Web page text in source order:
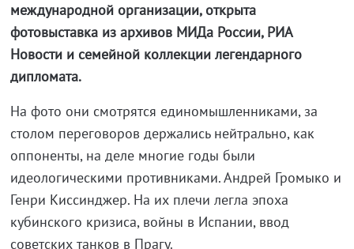
международной организации, открыта
фотовыставка из архивов МИДа России, РИА
Новости и семейной коллекции легендарного
дипломата.
На фото они смотрятся единомышленниками, за
столом переговоров держались нейтрально, как
оппоненты, на деле многие годы были
идеологическими противниками. Андрей Громыко и
Генри Киссинджер. На их плечи легла эпоха
кубинского кризиса, войны в Испании, ввод
советских танков в Прагу.